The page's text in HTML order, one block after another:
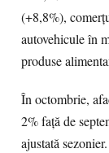
(+8,8%),
autovehicule în
produse
În octombrie,
2% faţă de
ajustată